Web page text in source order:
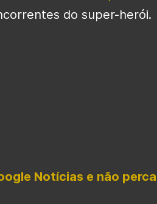
do super-herói.
Notícias e não